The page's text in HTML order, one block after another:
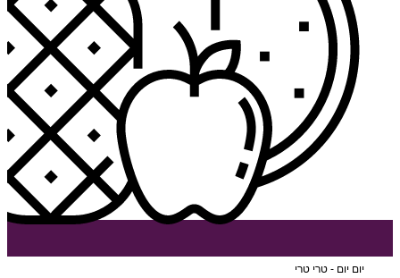
יום יום - טרי טרי